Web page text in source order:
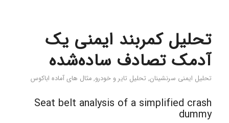
تحلیل کمربند ایمنی یک
آدمک تصادف ساده‌شده
تحلیل‌ ایمنی سرنشینان, تحلیل تایر و خودرو, مثال های آماده اباکوس
Seat belt analysis of a simplified crash
dummy